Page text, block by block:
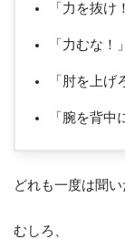
「力を抜け
「力むな！」
「肘を上げ
「腕を背中
どれも一度は聞
むしろ、